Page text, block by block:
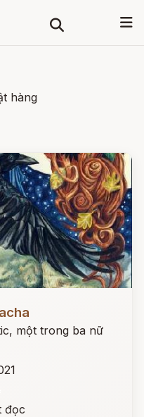
hàng
một trong ba nữ
đọc